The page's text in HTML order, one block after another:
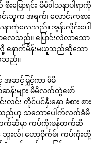
ြောရင်း မိမိဝါသနာပါရာကို
းသူက အရက်၊ လောင်းကစား
နာထုံလေသည်။ အွန်းလိုင်းပေါ်
လေသည်။ ပြောင်းလဲလာသော
လို့ နောက်မိန်းမယူသည်ဆိုသော
သည်။
အဆင့်မြှင့်ကာ မိမိ
းများ မိမိလက်တွဲဖော်
း တိုင်ပင်နှီးနှော ခံစား စား
သည်ဟု သဘောပေါက်လက်ခံမိ
တက်ဆီမှာ ကပ်ကိုးဖန်တက်ဆီ
းလ်၊ ဟော့ဝိုက်ဖ်၊ ကပ်ကိုးတို့